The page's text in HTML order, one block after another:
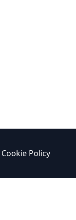
Cookie Policy